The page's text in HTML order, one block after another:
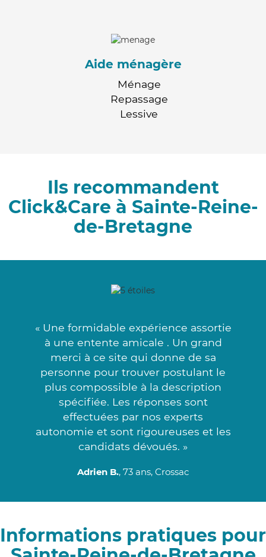
Aide ménagère
Ménage
Repassage
Lessive
Ils recommandent
Click&Care à Sainte-Reine-
de-Bretagne
« Une formidable expérience assortie
à une entente amicale . Un grand
merci à ce site qui donne de sa
personne pour trouver postulant le
plus compossible à la description
spécifiée. Les réponses sont
effectuées par nos experts
autonomie et sont rigoureuses et les
candidats dévoués. »
Adrien B., 73 ans, Crossac
Informations pratiques pour